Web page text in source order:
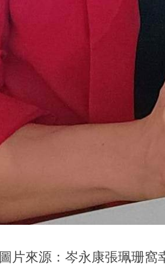
圖片來源：岑永康張珮珊窩